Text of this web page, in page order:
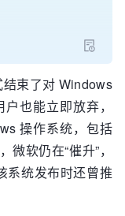
束了对 Windows
也能立即放弃，
操作系统，包括
软仍在“催升”，
系统发布时还曾推